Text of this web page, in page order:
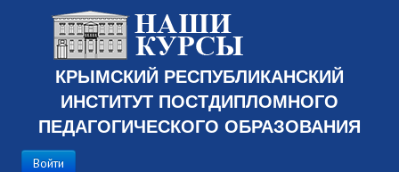
КРЫМСКИЙ РЕСПУБЛИКАНСКИЙ
ИНСТИТУТ ПОСТДИПЛОМНОГО
ПЕДАГОГИЧЕСКОГО ОБРАЗОВАНИЯ
Войти